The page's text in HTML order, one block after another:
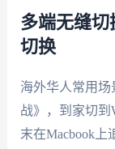
多端无缝切
切换
海外华人常用场
战》，到家切到
末在Macbook上